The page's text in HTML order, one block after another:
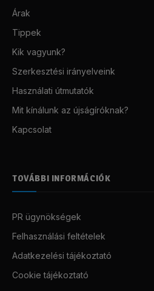
Árak
Tippek
Kik vagyunk?
Szerkesztési irányelveink
Használati útmutatók
Mit kínálunk az újságíróknak?
Kapcsolat
TOVÁBBI INFORMÁCIÓK
PR ügynökségek
Felhasználási feltételek
Adatkezelési tájékoztató
Cookie tájékoztató